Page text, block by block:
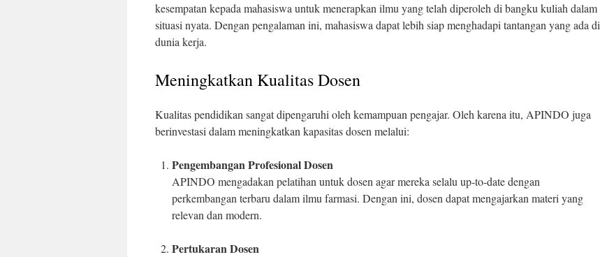
kesempatan kepada mahasiswa untuk menerapkan ilmu yang telah diperoleh di bangku kuliah dalam
situasi nyata. Dengan pengalaman ini, mahasiswa dapat lebih siap menghadapi tantangan yang ada di
dunia kerja.
Meningkatkan Kualitas Dosen
Kualitas pendidikan sangat dipengaruhi oleh kemampuan pengajar. Oleh karena itu, APINDO juga
berinvestasi dalam meningkatkan kapasitas dosen melalui:
Pengembangan Profesional Dosen
APINDO mengadakan pelatihan untuk dosen agar mereka selalu up-to-date dengan
perkembangan terbaru dalam ilmu farmasi. Dengan ini, dosen dapat mengajarkan materi yang
relevan dan modern.
Pertukaran Dosen